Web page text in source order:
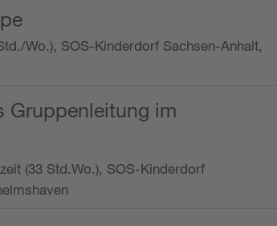
Wo.), SOS-Kinderdorf Sachsen-Anhalt,
Gruppenleitung im
(33 Std.Wo.), SOS-Kinderdorf